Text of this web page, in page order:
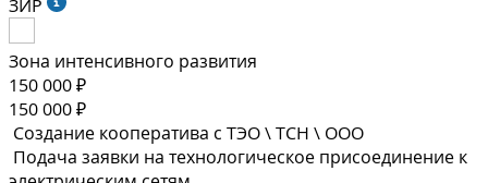
ЗИР
Зона интенсивного развития
150 000 ₽
150 000 ₽
Создание кооператива с ТЭО \ ТСН \ ООО
Подача заявки на технологическое присоединение к